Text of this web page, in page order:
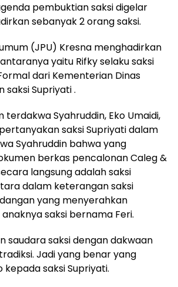
pembuktian saksi digelar
sebanyak 2 orang saksi.
(JPU) Kresna menghadirkan
yaitu Rifky selaku saksi
dari Kementerian Dinas
saksi Supriyati .
terdakwa Syahruddin, Eko Umaidi,
saksi Supriyati dalam
Syahruddin bahwa yang
berkas pencalonan Caleg &
langsung adalah saksi
dalam keterangan saksi
yang menyerahkan
saksi bernama Feri.
saudara saksi dengan dakwaan
Jadi yang benar yang
kepada saksi Supriyati.